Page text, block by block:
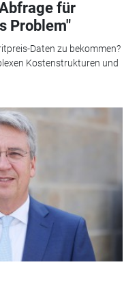
für
Problem"
Daten zu bekommen?
Kostenstrukturen und